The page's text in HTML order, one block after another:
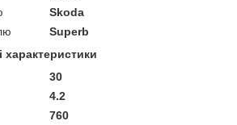
Skoda
Superb
характеристики
30
4.2
760